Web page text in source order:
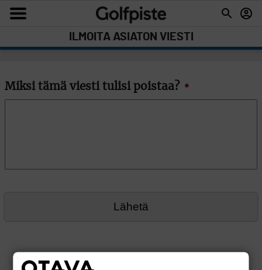
ILMOITA ASIATON VIESTI
Miksi tämä viesti tulisi poistaa? *